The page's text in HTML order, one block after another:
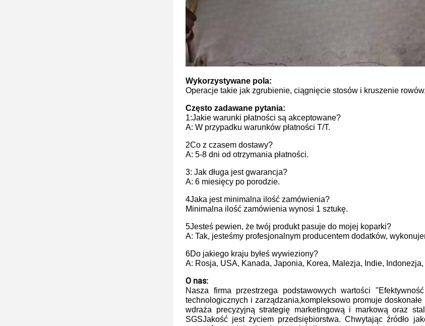
Wykorzystywane pola:
Operacje takie jak zgrubienie, ciągnięcie stosów i kruszenie
Często zadawane pytania:
1:Jakie warunki płatności są akceptowane?
A: W przypadku warunków płatności T/T.
2Co z czasem dostawy?
A: 5-8 dni od otrzymania płatności.
3: Jak długa jest gwarancja?
A: 6 miesięcy po porodzie.
4Jaka jest minimalna ilość zamówienia?
Minimalna ilość zamówienia wynosi 1 sztukę.
5Jesteś pewien, że twój produkt pasuje do mojej koparki?
A: Tak, jesteśmy profesjonalnym producentem dodatków,
6Do jakiego kraju byłeś wywieziony?
A: Rosja, USA, Kanada, Japonia, Korea, Malezja, Indie,
O nas:
Nasza firma przestrzega podstawowych wartości
technologicznych i zarządzania,kompleksowo promuje
wdraża precyzyjną strategię marketingową i markową oraz
SGSJakość jest życiem przedsiębiorstwa. Chwytając źródło